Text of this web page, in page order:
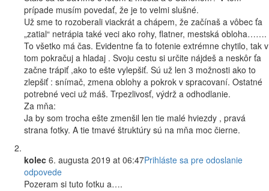
prípade musím povedať, že je to velmi slušné.
Už sme to rozoberali viackrát a chápem, že začínaš a vôbec ťa
„zatial“ netrápia také veci ako rohy, flatner, mestská obloha…….
To všetko má čas. Evidentne ťa to fotenie extrémne chytilo, tak v
tom pokračuj a hladaj . Svoju cestu si určite nájdeš a neskôr ťa
začne trápiť ,ako to ešte vylepšiť. Sú už len 3 možnosti ako to
zlepšiť : snímač, zmena oblohy a pokrok v spracovaní. Ostatné
potrebné veci už máš. Trpezlivosť, výdrž a odhodlanie.
Za mňa:
Ja by som trocha ešte zmenšil len tie malé hviezdy , pravá
strana fotky. A tie tmavé štruktúry sú na mňa moc čierne.
kolec 6. augusta 2019 at 06:47Prihláste sa pre odoslanie
odpovede
Pozeram si tuto fotku a….